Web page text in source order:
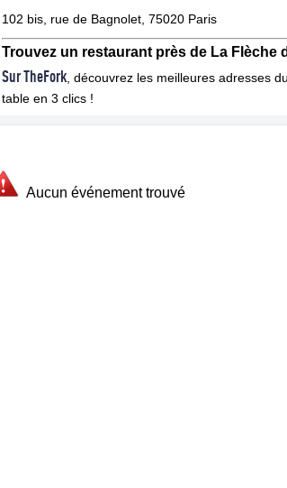
102 bis, rue de Bagnolet, 75020 Paris
Trouvez un restaurant près de La Flèche
Sur TheFork , découvrez les meilleures adresses
table en 3 clics !
Aucun événement trouvé